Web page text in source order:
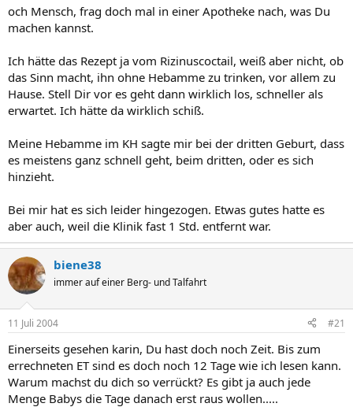
och Mensch, frag doch mal in einer Apotheke nach, was Du
machen kannst.
Ich hätte das Rezept ja vom Rizinuscoctail, weiß aber nicht, ob
das Sinn macht, ihn ohne Hebamme zu trinken, vor allem zu
Hause. Stell Dir vor es geht dann wirklich los, schneller als
erwartet. Ich hätte da wirklich schiß.
Meine Hebamme im KH sagte mir bei der dritten Geburt, dass
es meistens ganz schnell geht, beim dritten, oder es sich
hinzieht.
Bei mir hat es sich leider hingezogen. Etwas gutes hatte es
aber auch, weil die Klinik fast 1 Std. entfernt war.
biene38
immer auf einer Berg- und Talfahrt
11 Juli 2004 #21
Einerseits gesehen karin, Du hast doch noch Zeit. Bis zum
errechneten ET sind es doch noch 12 Tage wie ich lesen kann.
Warum machst du dich so verrückt? Es gibt ja auch jede
Menge Babys die Tage danach erst raus wollen.....